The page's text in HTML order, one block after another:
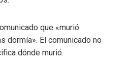
que «murió
dormía». El comunicado no
dónde murió.